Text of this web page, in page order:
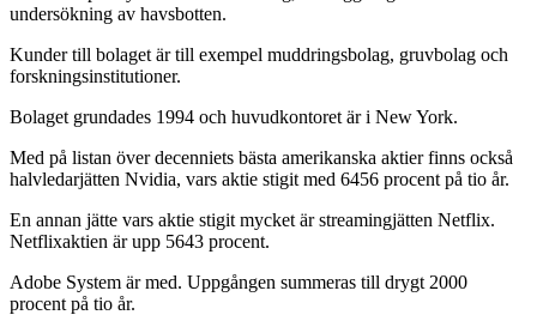
undersökning av havsbotten.
Kunder till bolaget är till exempel muddringsbolag, gruvbolag och
forskningsinstitutioner.
Bolaget grundades 1994 och huvudkontoret är i New York.
Med på listan över decenniets bästa amerikanska aktier finns också
halvledarjätten Nvidia, vars aktie stigit med 6456 procent på tio år.
En annan jätte vars aktie stigit mycket är streamingjätten Netflix.
Netflixaktien är upp 5643 procent.
Adobe System är med. Uppgången summeras till drygt 2000
procent på tio år.